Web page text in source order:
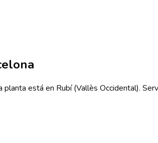
está en Rubí (Vallès Occidental).